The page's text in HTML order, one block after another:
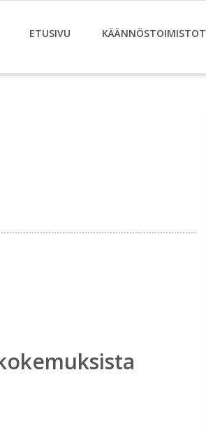
ETUSIVU KÄÄNNÖSTOIMISTOT